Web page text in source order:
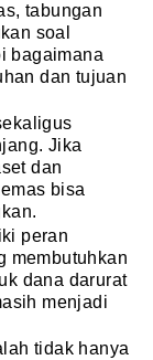
tabungan
soal
bagaimana
dan tujuan
Jika
dan
bisa
peran
membutuhkan
dana darurat
menjadi
tidak hanya